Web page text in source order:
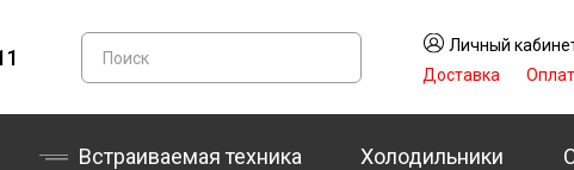
Личный
Доставка
Холодильники
Встраиваемая техника